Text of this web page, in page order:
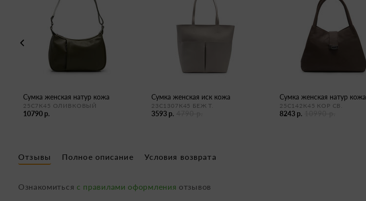
сумка женская натур кожа
25С7К45 ОЛИВКОВЫЙ
10790 р.
сумка женская иск кожа
23С1307К45 БЕЖ Т.
3593 р.
сумка женская натур кожа
25С142К45 КОР СВ.
8243 р.
Отзывы Полное описание Условия возврата
Ознакомиться с правилами оформления отзывов